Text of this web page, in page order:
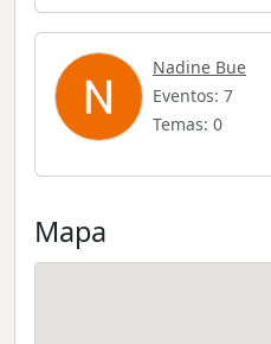
Nadine Bue
Eventos: 7
Temas: 0
Mapa